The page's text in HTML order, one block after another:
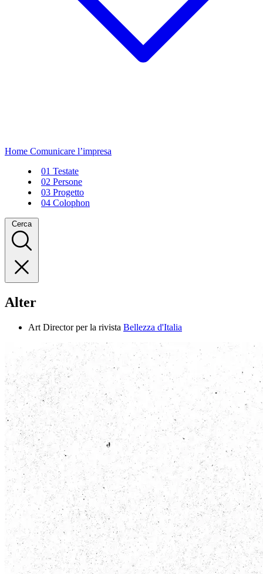
Home Comunicare l’impresa
01 Testate
02 Persone
03 Progetto
04 Colophon
Cerca
Alter
Art Director per la rivista Bellezza d'Italia